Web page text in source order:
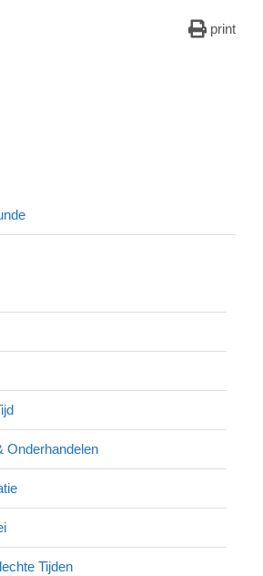
print
Onderhandelen
Tijden